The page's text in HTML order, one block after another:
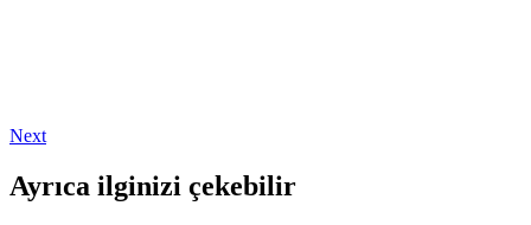
Next
Ayrıca ilginizi çekebilir